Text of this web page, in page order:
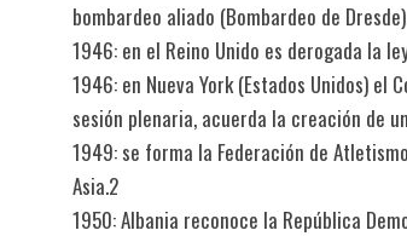
bombardeo aliado (Bombardeo de
1946: en el Reino Unido es derogada la
1946: en Nueva York (Estados Unidos) el
sesión plenaria, acuerda la creación de
1949: se forma la Federación de
Asia.2​
1950: Albania reconoce la República